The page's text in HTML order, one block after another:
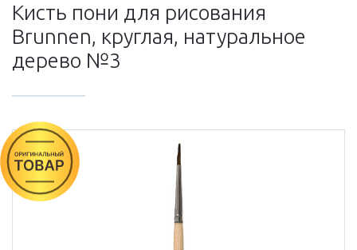
Кисть пони для рисования
Brunnen, круглая, натуральное
дерево №3